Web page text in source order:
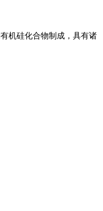
机硅化合物制成，具有诸